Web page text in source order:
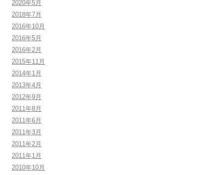
2020年5月
2018年7月
2016年10月
2016年5月
2016年2月
2015年11月
2014年1月
2013年4月
2012年9月
2011年8月
2011年6月
2011年3月
2011年2月
2011年1月
2010年10月